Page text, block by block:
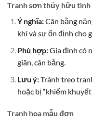
Tranh sơn thủy hữu tình
Ý nghĩa:Cân bằng
khí và sự ổn định cho
Phù hợp:Gia đình có
giãn, cân bằng.
Lưu ý:Tránh treo
hoặc bị “khiếm
Tranh hoa mẫu đơn